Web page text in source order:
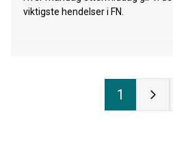
viktigste hendelser i FN.
1